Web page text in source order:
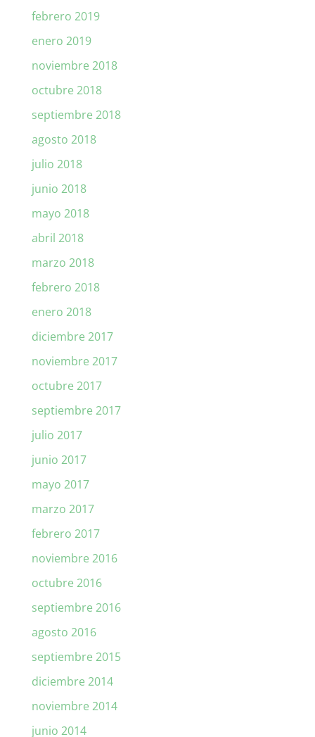
febrero 2019
enero 2019
noviembre 2018
octubre 2018
septiembre 2018
agosto 2018
julio 2018
junio 2018
mayo 2018
abril 2018
marzo 2018
febrero 2018
enero 2018
diciembre 2017
noviembre 2017
octubre 2017
septiembre 2017
julio 2017
junio 2017
mayo 2017
marzo 2017
febrero 2017
noviembre 2016
octubre 2016
septiembre 2016
agosto 2016
septiembre 2015
diciembre 2014
noviembre 2014
junio 2014